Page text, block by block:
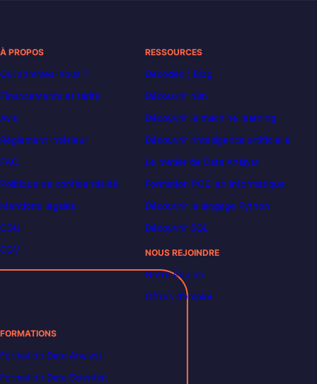
À PROPOS
Qui sommes-nous ?
Financements et tarifs
Avis
Règlement intérieur
FAQ
Politique de confidentialité
Mentions légales
CGU
CGV
RESSOURCES
Decoded | Blog
Découvrir n8n
Découvrir le machine learning
Découvrir l’intelligence artificielle
Le métier de Data Analyst
Formation POEI en informatique
Découvrir le langage Python
Découvrir SQL
NOUS REJOINDRE
Notre équipe
Offres d’emploi
FORMATIONS
Formation Data Analyst
Formation Data Scientist